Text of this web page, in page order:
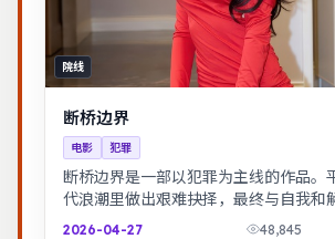
院线
断桥边界
电影 犯罪
断桥边界是一部以犯罪为主线的作品。
代浪潮里做出艰难抉择，最终与自我和
突在一场意外后集中爆发，情感冲击力
2026-04-27 48,845